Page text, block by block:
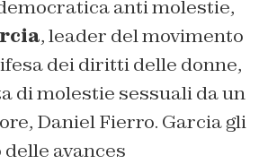
anti molestie,
, leader del movimento
dei diritti delle donne,
di molestie sessuali da un
Daniel Fierro. Garcia gli
avances